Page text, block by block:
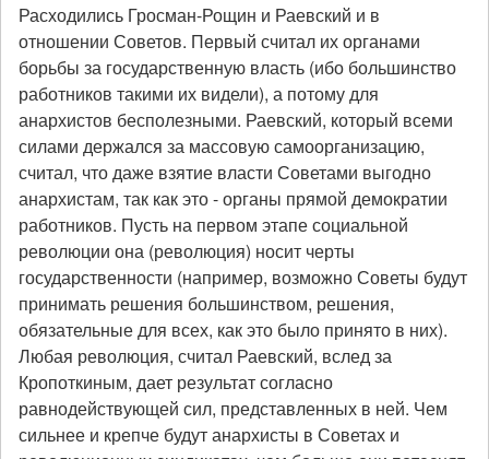
Расходились Гросман-Рощин и Раевский и в
отношении Советов. Первый считал их органами
борьбы за государственную власть (ибо большинство
работников такими их видели), а потому для
анархистов бесполезными. Раевский, который всеми
силами держался за массовую самоорганизацию,
считал, что даже взятие власти Советами выгодно
анархистам, так как это - органы прямой демократии
работников. Пусть на первом этапе социальной
революции она (революция) носит черты
государственности (например, возможно Советы будут
принимать решения большинством, решения,
обязательные для всех, как это было принято в них).
Любая революция, считал Раевский, вслед за
Кропоткиным, дает результат согласно
равнодействующей сил, представленных в ней. Чем
сильнее и крепче будут анархисты в Советах и